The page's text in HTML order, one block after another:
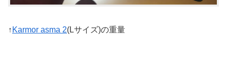
↑ Karmor asma 2(Lサイズ)の重量